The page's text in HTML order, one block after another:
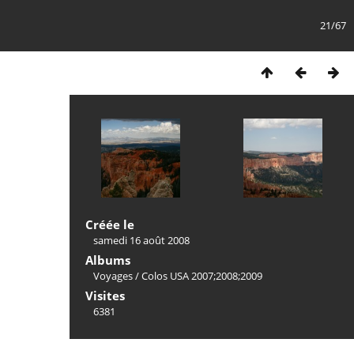
21/67
Créée le
samedi 16 août 2008
Albums
Voyages/Colos USA 2007;2008;2009
Visites
6381